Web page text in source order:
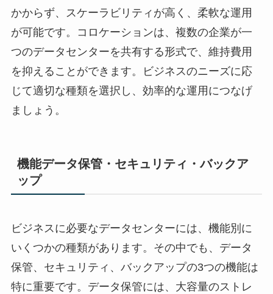
かからず、スケーラビリティが高く、柔軟な運用
が可能です。コロケーションは、複数の企業が一
つのデータセンターを共有する形式で、維持費用
を抑えることができます。ビジネスのニーズに応
じて適切な種類を選択し、効率的な運用につなげ
ましょう。
機能データ保管・セキュリティ・バックア
ップ
ビジネスに必要なデータセンターには、機能別に
いくつかの種類があります。その中でも、データ
保管、セキュリティ、バックアップの3つの機能は
特に重要です。データ保管には、大容量のストレ